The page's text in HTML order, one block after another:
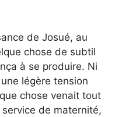
de Josué, au
chose de subtil
à se produire. Ni
légère tension
chose venait tout
de maternité,